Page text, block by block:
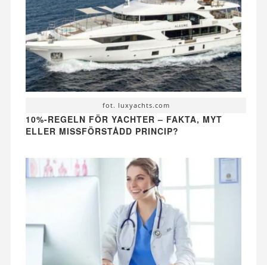
fot. luxyachts.com
10%-REGELN FÖR YACHTER – FAKTA, MYT
ELLER MISSFÖRSTÅDD PRINCIP?